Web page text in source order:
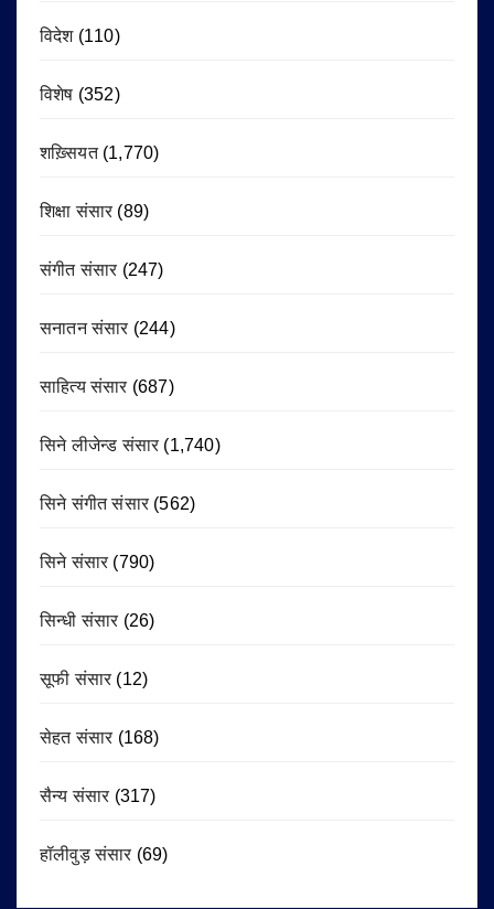
विदेश(110)
विशेष (352)
शख़्सियत(1,770)
शिक्षा संसार (89)
संगीत संसार (247)
सनातन संसार (244)
साहित्य संसार (687)
सिने लीजेन्ड संसार (1,740)
सिने संगीत संसार (562)
सिने संसार (790)
सिन्धी संसार (26)
सूफी संसार (12)
सेहत संसार (168)
सैन्य संसार (317)
हॉलीवुड़ संसार (69)